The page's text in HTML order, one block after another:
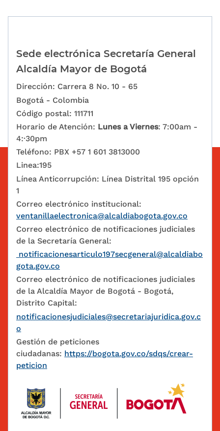
Sede electrónica Secretaría General
Alcaldía Mayor de Bogotá
Dirección: Carrera 8 No. 10 - 65
Bogotá - Colombia
Código postal: 111711
Horario de Atención: Lunes a Viernes: 7:00am -
4:·30pm
Teléfono: PBX +57 1 601 3813000
Linea:195
Línea Anticorrupción: Línea Distrital 195 opción
1
Correo electrónico institucional:
ventanillaelectronica@alcaldiabogota.gov.co
Correo electrónico de notificaciones judiciales
de la Secretaría General:
notificacionesarticulo197secgeneral@alcaldiabo
gota.gov.co
Correo electrónico de notificaciones judiciales
de la Alcaldía Mayor de Bogotá - Bogotá,
Distrito Capital:
notificacionesjudiciales@secretariajuridica.gov.c
o
Gestión de peticiones
ciudadanas: https://bogota.gov.co/sdqs/crear-
peticion